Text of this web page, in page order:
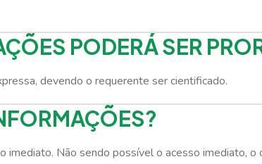
PODERÁ SER
devendo o requerente ser cientificado.
imediato. Não sendo possível o acesso imediato,